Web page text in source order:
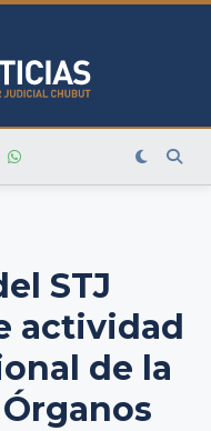
STJ
actividad
de la